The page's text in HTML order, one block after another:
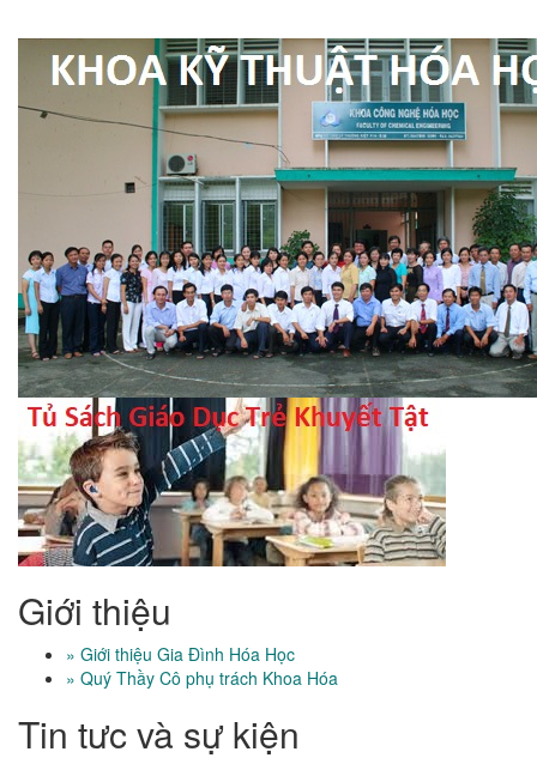
Giới thiệu
» Giới thiệu Gia Đình Hóa Học
» Quý Thầy Cô phụ trách Khoa Hóa
Tin tưc và sự kiện